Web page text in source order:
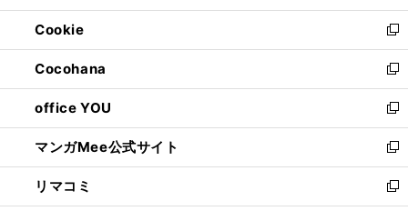
開
く
ウ
で
開
く
ン
ド
ウ
で
開
く
ウ
ィ
ン
ド
ウ
で
開
く
Cookie
新
し
い
ウ
ィ
ン
ド
ウ
で
開
Cocohana
新
し
い
ウ
ィ
ン
ド
ウ
office YOU
新
し
い
ウ
ィ
ン
マンガMee公式サイト
新
し
い
リマコミ
新